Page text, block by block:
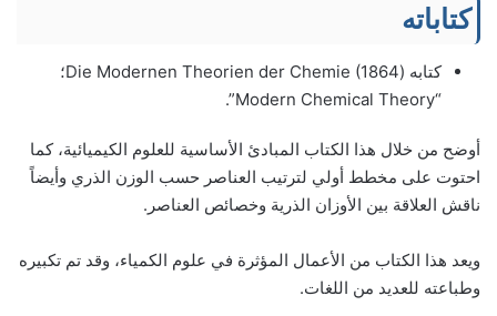
كتاباته
كتابه (Die Modernen Theorien der Chemie (1864؛
“Modern Chemical Theory”.
أوضح من خلال هذا الكتاب المبادئ الأساسية للعلوم الكيميائية، كما
احتوت على مخطط أولي لترتيب العناصر حسب الوزن الذري وأيضاً
ناقش العلاقة بين الأوزان الذرية وخصائص العناصر.
ويعد هذا الكتاب من الأعمال المؤثرة في علوم الكمياء، وقد تم تكبيره
وطباعته للعديد من اللغات.